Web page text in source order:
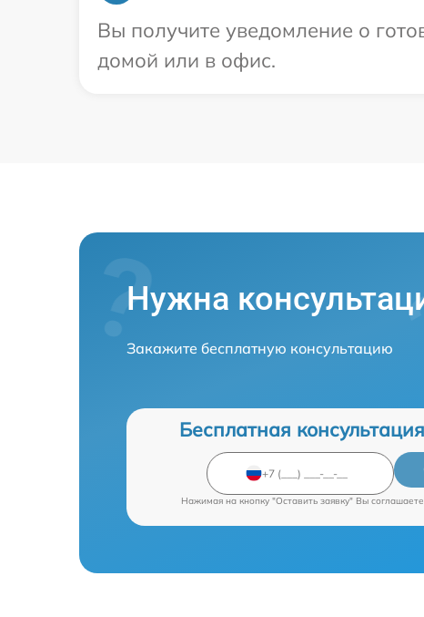
Вы получите уведомление о
домой или в офис.
Нужна
Закажите бесплатную консультацию
Бесплатная
Нажимая на кнопку "Оставить заявку" Вы